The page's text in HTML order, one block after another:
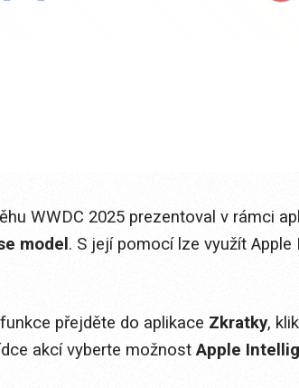
WWDC 2025 prezentoval v rámci
model . S její pomocí lze využít
přejděte do aplikace Zkratky,
akcí vyberte možnostApple